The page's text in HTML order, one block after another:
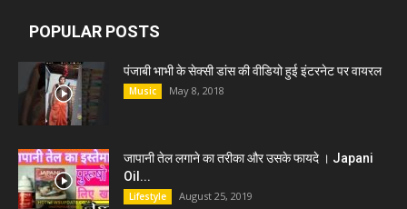
POPULAR POSTS
पंजाबी भाभी के सेक्सी डांस की वीडियो हुई इंटरनेट पर वायरल
Music May 8, 2018
जापानी तेल लगाने का तरीका और उसके फायदे । Japani
Oil...
Lifestyle August 25, 2019